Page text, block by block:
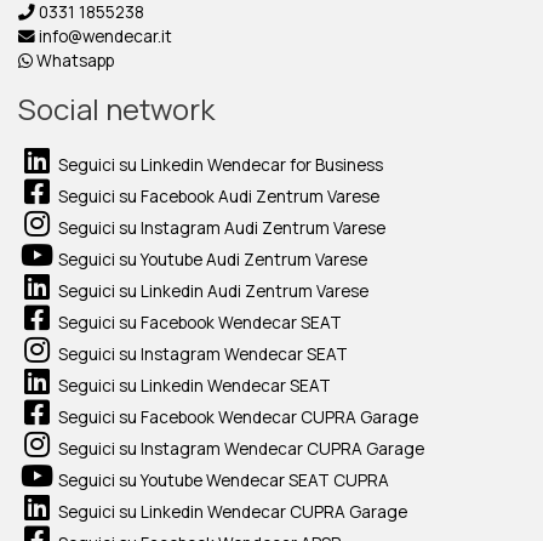
0331 1855238
info@wendecar.it
Whatsapp
Social network
Seguici su Linkedin Wendecar for Business
Seguici su Facebook Audi Zentrum Varese
Seguici su Instagram Audi Zentrum Varese
Seguici su Youtube Audi Zentrum Varese
Seguici su Linkedin Audi Zentrum Varese
Seguici su Facebook Wendecar SEAT
Seguici su Instagram Wendecar SEAT
Seguici su Linkedin Wendecar SEAT
Seguici su Facebook Wendecar CUPRA Garage
Seguici su Instagram Wendecar CUPRA Garage
Seguici su Youtube Wendecar SEAT CUPRA
Seguici su Linkedin Wendecar CUPRA Garage